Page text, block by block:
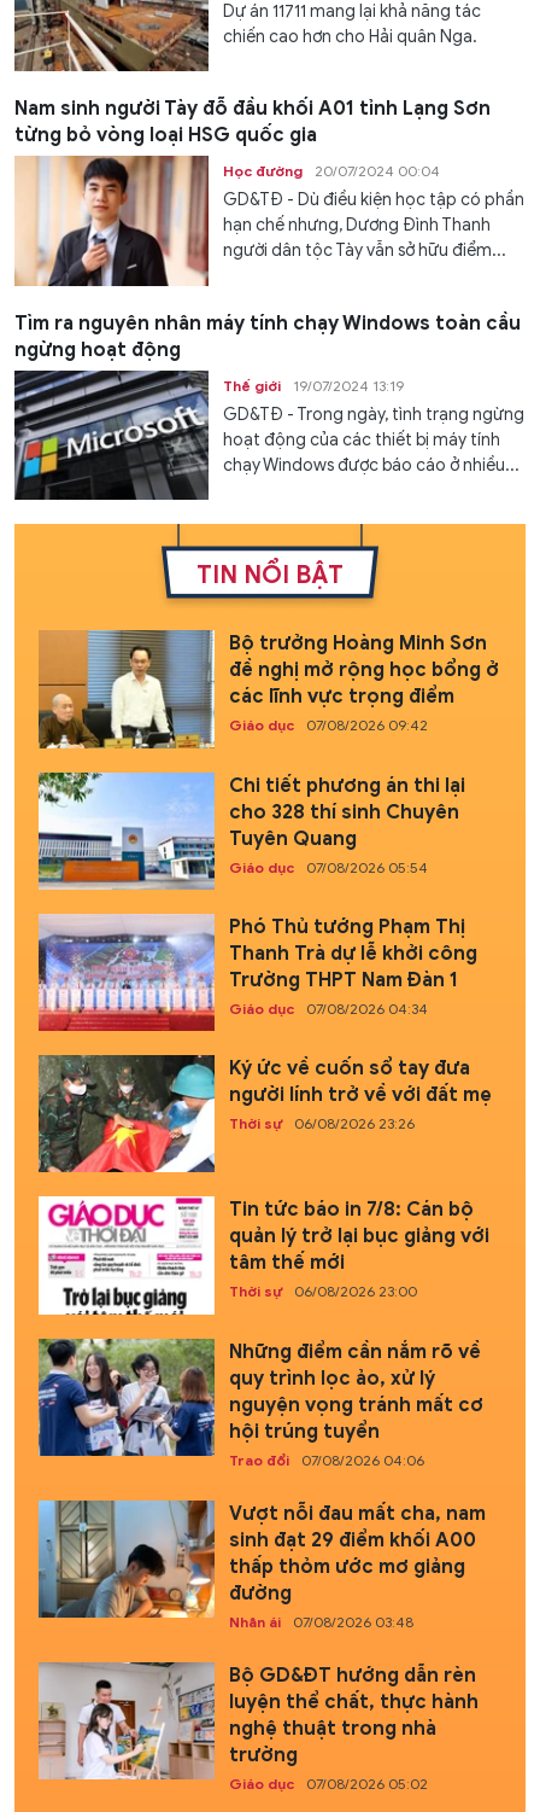
Dự án 11711 mang lại khả năng tác
chiến cao hơn cho Hải quân Nga.
Nam sinh người Tày đỗ đầu khối A01 tỉnh Lạng Sơn
từng bỏ vòng loại HSG quốc gia
Học đường 20/07/2024 00:04
GD&TĐ - Dù điều kiện học tập có phần
hạn chế nhưng, Dương Đình Thanh
người dân tộc Tày vẫn sở hữu điểm...
Tìm ra nguyên nhân máy tính chạy Windows toàn cầu
ngừng hoạt động
Thế giới 19/07/2024 13:19
GD&TĐ - Trong ngày, tình trạng ngừng
hoạt động của các thiết bị máy tính
chạy Windows được báo cáo ở nhiều...
TIN NỔI BẬT
Bộ trưởng Hoàng Minh Sơn
đề nghị mở rộng học bổng ở
các lĩnh vực trọng điểm
Giáo dục 07/08/2026 09:42
Chi tiết phương án thi lại
cho 328 thí sinh Chuyên
Tuyên Quang
Giáo dục 07/08/2026 05:54
Phó Thủ tướng Phạm Thị
Thanh Trà dự lễ khởi công
Trường THPT Nam Đàn 1
Giáo dục 07/08/2026 04:34
Ký ức về cuốn sổ tay đưa
người lính trở về với đất mẹ
Thời sự 06/08/2026 23:26
Tin tức báo in 7/8: Cán bộ
quản lý trở lại bục giảng với
tâm thế mới
Thời sự 06/08/2026 23:00
Những điểm cần nắm rõ về
quy trình lọc ảo, xử lý
nguyện vọng tránh mất cơ
hội trúng tuyển
Trao đổi 07/08/2026 04:06
Vượt nỗi đau mất cha, nam
sinh đạt 29 điểm khối A00
thấp thỏm ước mơ giảng
đường
Nhân ái 07/08/2026 03:48
Bộ GD&ĐT hướng dẫn rèn
luyện thể chất, thực hành
nghệ thuật trong nhà
trường
Giáo dục 07/08/2026 05:02